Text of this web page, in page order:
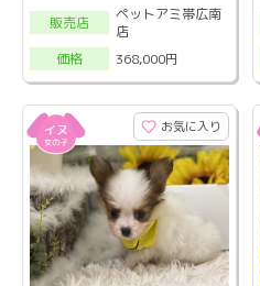
販売店
ペットアミ帯広南
店
価格
368,000円
お気に入り